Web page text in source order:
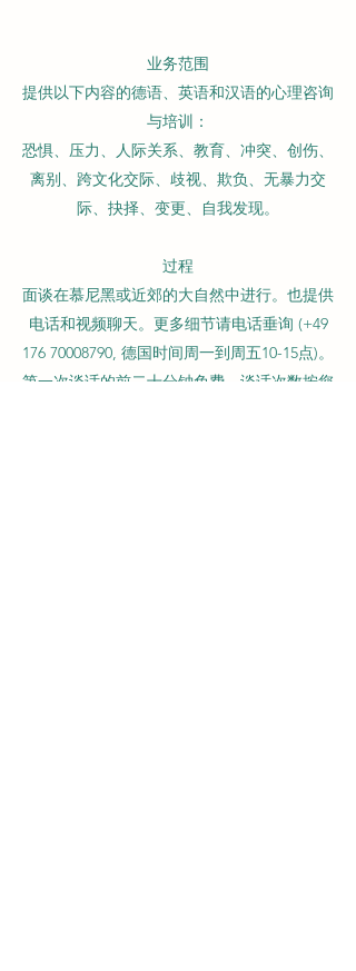
业务范围
提供以下内容的德语、英语和汉语的心理咨询
与培训：
恐惧、压力、人际关系、教育、冲突、创伤、
离别、跨文化交际、歧视、欺负、无暴力交
际、抉择、变更、自我发现。
过程
面谈在慕尼黑或近郊的大自然中进行。也提供
电话和视频聊天。更多细节请电话垂询 (+49
176 70008790, 德国时间周一到周五10-15点)。
第一次谈话的前二十分钟免费。谈话次数按您